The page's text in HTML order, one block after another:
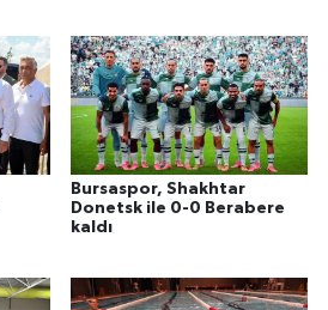
Bursaspor, Shakhtar
Donetsk ile 0-0 Berabere
kaldı